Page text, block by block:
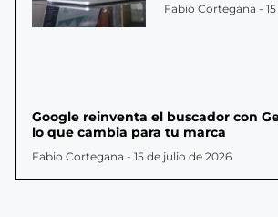
Fabio Cortegana
Google reinventa el buscador con
lo que cambia para tu marca
Fabio Cortegana 15 de julio de 2026